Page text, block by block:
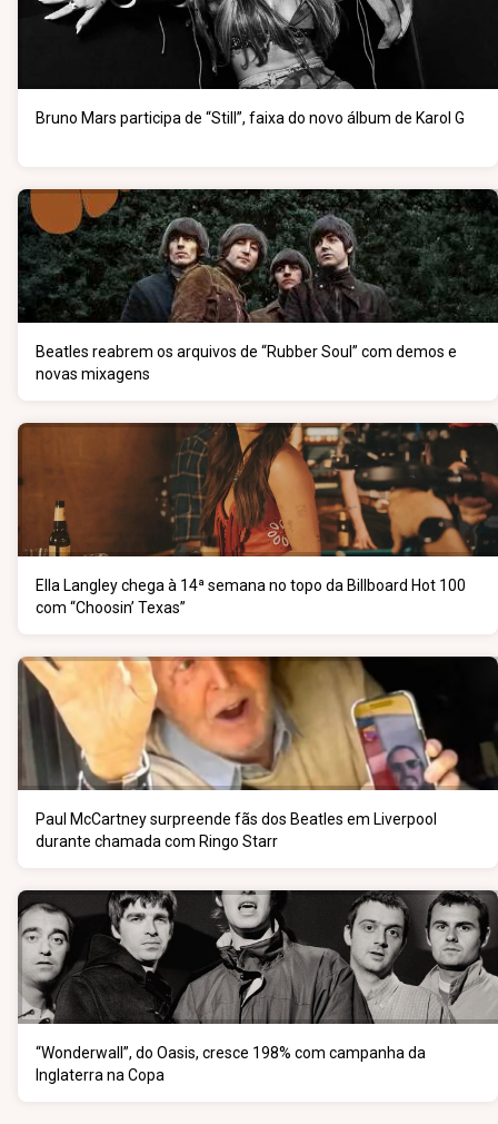
Bruno Mars participa de “Still”, faixa do novo álbum de Karol G
Beatles reabrem os arquivos de “Rubber Soul” com demos e
novas mixagens
Ella Langley chega à 14ª semana no topo da Billboard Hot 100
com “Choosin’ Texas”
Paul McCartney surpreende fãs dos Beatles em Liverpool
durante chamada com Ringo Starr
“Wonderwall”, do Oasis, cresce 198% com campanha da
Inglaterra na Copa